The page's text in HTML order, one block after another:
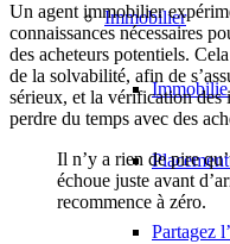
Immobilier
Immobilie
Partagez
Un agent immobilier
connaissances nécessaires
des acheteurs potentiels.
de la solvabilité, afin de
sérieux, et la vérification des
perdre du temps avec des
Il n’y a rien de pire
échoue juste avant
recommence à zéro.